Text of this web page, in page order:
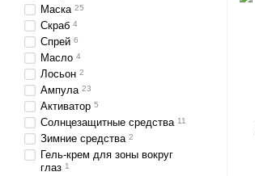
Маска 25
Скраб 4
Спрей 6
Масло 4
Лосьон 2
Ампула 23
Активатор 5
Солнцезащитные средства 11
Зимние средства 2
Гель-крем для зоны вокруг
глаз 1